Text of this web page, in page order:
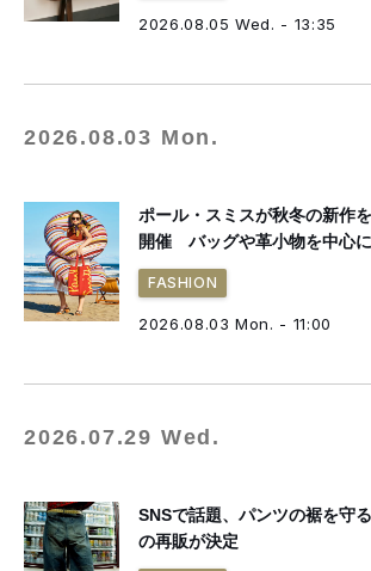
2026.08.05 Wed. - 13:35
2026.08.03 Mon.
ポール・スミスが秋冬の新作
開催 バッグや革小物を中心
FASHION
2026.08.03 Mon. - 11:00
2026.07.29 Wed.
SNSで話題、パンツの裾を守
の再販が決定